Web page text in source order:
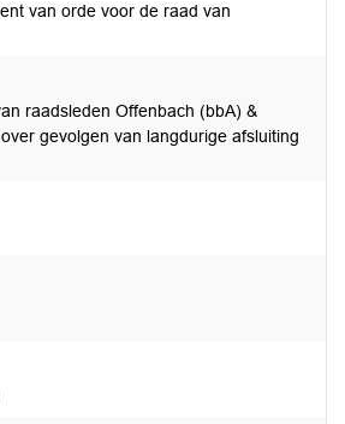
van orde voor de raad van
raadsleden Offenbach (bbA) &
gevolgen van langdurige afsluiting